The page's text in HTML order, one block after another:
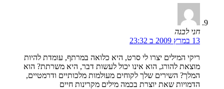
חני לבנה
13 במרץ 2009 ב 23:32
ריקי המילים יצרו לי סרט, היא כלואה במרתף, עומדת להיות
מוצאת להורג, הוא אינו יכול לעשות דבר, היא משרתת? הוא
המלך? השירים שלך לקוחים מעולמות מלכותיים ודרמטיים,
הדמויות שאת יוצרת בכמה מילים מקרינות חיים